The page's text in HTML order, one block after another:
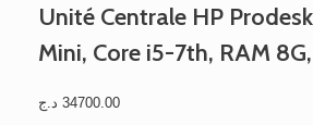
Unité Centrale HP
Mini, Core i5-7th, RAM
34700.00 د.ج